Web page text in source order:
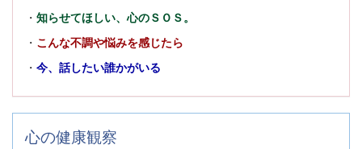
・ 知らせてほしい、心のＳＯＳ。
・ こんな不調や悩みを感じたら
・ 今、話したい誰かがいる
心の健康観察